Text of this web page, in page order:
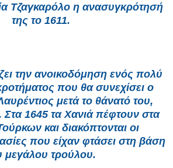
Τζαγκαρόλο η ανασυγκρότησή
της το 1611.
την ανοικοδόμηση ενός πολύ
που θα συνεχίσει ο
μετά το θάνατό του,
1645 τα Χανιά πέφτουν στα
και διακόπτονται οι
που είχαν φτάσει στη βάση
μεγάλου τρούλου.